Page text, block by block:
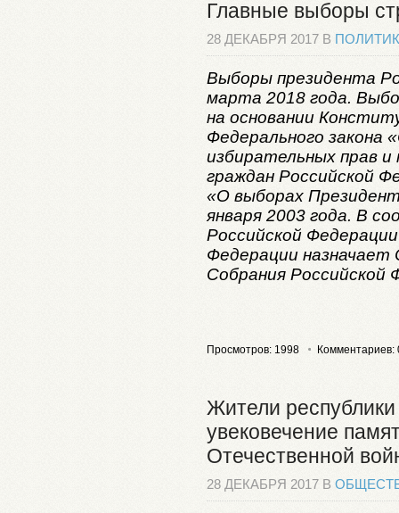
Главные выборы
28 ДЕКАБРЯ 2017 В
Выборы президента
марта 2018 года.
на основании
Федерального закона
избирательных прав
граждан Российской
«О выборах
января 2003 года. В
Российской
Федерации
Собрания Российской
Просмотров: 1998 Комментариев:
Жители республики
увековечение
Отечественной
28 ДЕКАБРЯ 2017 В